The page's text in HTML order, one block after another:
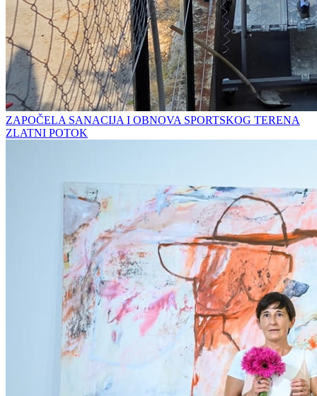
ZAPOČELA SANACIJA I OBNOVA SPORTSKOG TERENA
ZLATNI POTOK